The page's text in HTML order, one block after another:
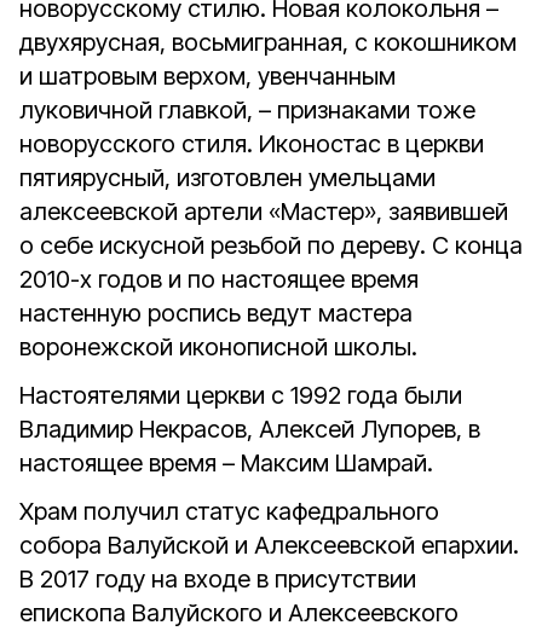
новорусскому стилю. Новая колокольня –
двухярусная, восьмигранная, с кокошником
и шатровым верхом, увенчанным
луковичной главкой, – признаками тоже
новорусского стиля. Иконостас в церкви
пятиярусный, изготовлен умельцами
алексеевской артели «Мастер», заявившей
о себе искусной резьбой по дереву. С конца
2010-х годов и по настоящее время
настенную роспись ведут мастера
воронежской иконописной школы.
Настоятелями церкви с 1992 года были
Владимир Некрасов, Алексей Лупорев, в
настоящее время – Максим Шамрай.
Храм получил статус кафедрального
собора Валуйской и Алексеевской епархии.
В 2017 году на входе в присутствии
епископа Валуйского и Алексеевского